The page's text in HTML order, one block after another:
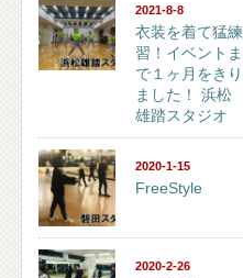
2021-8-8
衣装を着て猛練
習！イベントま
で１ヶ月をきり
ました！ 浜松
雄踏スタジオ
2020-1-15
FreeStyle
2020-2-26